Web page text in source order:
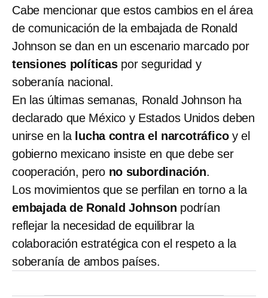
Cabe mencionar que estos cambios en el área
de comunicación de la embajada de Ronald
Johnson se dan en un escenario marcado por
tensiones políticaspor seguridad y
soberanía nacional.
En las últimas semanas, Ronald Johnson ha
declarado que México y Estados Unidos deben
unirse en la lucha contra el narcotráfico y el
gobierno mexicano insiste en que debe ser
cooperación, pero no subordinación.
Los movimientos que se perfilan en torno a la
embajada de Ronald Johnson podrían
reflejar la necesidad de equilibrar la
colaboración estratégica con el respeto a la
soberanía de ambos países.